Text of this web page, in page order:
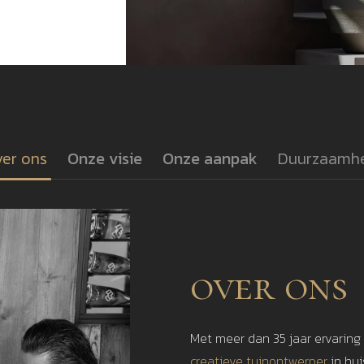
ons Onze visie Onze aanpak
over ons
Met meer dan 35 jaar